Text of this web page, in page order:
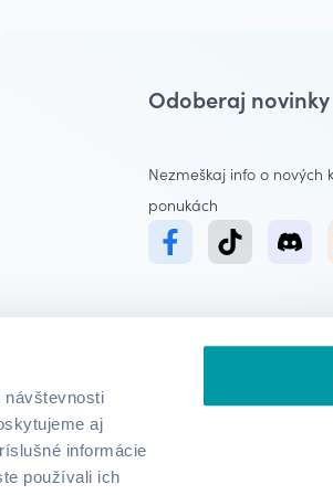
návštevnosti
aj
informácie
používali ich
Odoberaj novinky
Nezmeškaj info o nových
ponukách